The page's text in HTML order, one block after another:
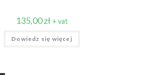
135,00zł + vat
Dowiedz się więcej